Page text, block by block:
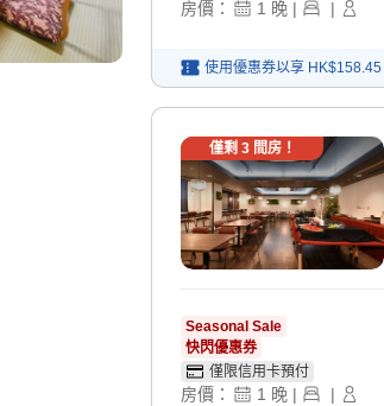
房價： 1 晚 | |
使用優惠券以享 HK$158.45
僅剩 3間房！
Seasonal Sale
快閃優惠券
僅限信用卡預付
房價： 1 晚 | |